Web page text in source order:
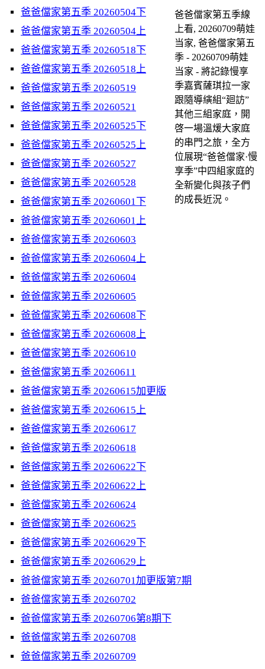
爸爸儅家第五季 20260504下
爸爸儅家第五季 20260504上
爸爸儅家第五季 20260518下
爸爸儅家第五季 20260518上
爸爸儅家第五季 20260519
爸爸儅家第五季 20260521
爸爸儅家第五季 20260525下
爸爸儅家第五季 20260525上
爸爸儅家第五季 20260527
爸爸儅家第五季 20260528
爸爸儅家第五季 20260601下
爸爸儅家第五季 20260601上
爸爸儅家第五季 20260603
爸爸儅家第五季 20260604上
爸爸儅家第五季 20260604
爸爸儅家第五季 20260605
爸爸儅家第五季 20260608下
爸爸儅家第五季 20260608上
爸爸儅家第五季 20260610
爸爸儅家第五季 20260611
爸爸儅家第五季 20260615加更版
爸爸儅家第五季 20260615上
爸爸儅家第五季 20260617
爸爸儅家第五季 20260618
爸爸儅家第五季 20260622下
爸爸儅家第五季 20260622上
爸爸儅家第五季 20260624
爸爸儅家第五季 20260625
爸爸儅家第五季 20260629下
爸爸儅家第五季 20260629上
爸爸儅家第五季 20260701加更版第7期
爸爸儅家第五季 20260702
爸爸儅家第五季 20260706第8期下
爸爸儅家第五季 20260708
爸爸儅家第五季 20260709
爸爸儅家第五季線
上看, 20260709萌娃
当家, 爸爸儅家第五
季 - 20260709萌娃
当家 - 將記錄慢享
季嘉賓薩琪拉一家
跟隨導縯組“廻訪”
其他三組家庭，開
啓一場溫煖大家庭
的串門之旅，全方
位展現“爸爸儅家·慢
享季”中四組家庭的
全新變化與孩子們
的成長近況。